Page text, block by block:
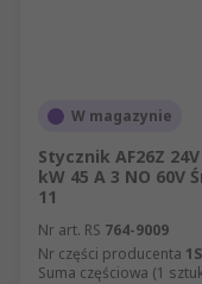
W magazynie
Stycznik AF26Z
kW 45 A 3 NO 60V
11
Nr art. RS 764-9009
Nr części producenta
Suma częściowa (1